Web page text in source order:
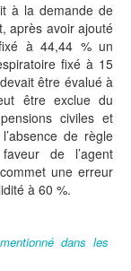
à la demande de
après avoir ajouté
à 44,44 % un
fixé à 15
être évalué à
être exclue du
civiles et
de règle
de l’agent
une erreur
à 60 %.
dans les